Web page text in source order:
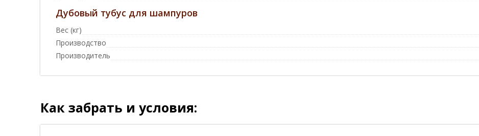
Дубовый тубус для шампуров
Вес (кг)
Производство
Производитель
Как забрать и условия: